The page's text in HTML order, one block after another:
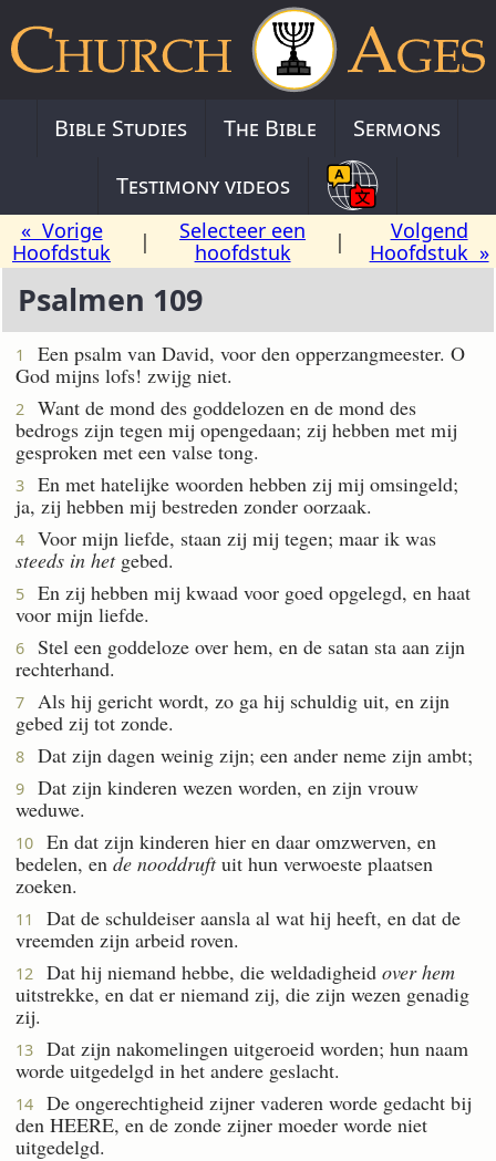
Bible Studies The Bible
Sermons
Testimony videos
« Vorige
Hoofdstuk
|
Selecteer een
hoofdstuk
|
Volgend
Hoofdstuk »
Psalmen 109
1
Een psalm van David, voor den opperzangmeester. O
God mijns lofs! zwijg niet.
2
Want de mond des goddelozen en de mond des
bedrogs zijn tegen mij opengedaan; zij hebben met mij
gesproken met een valse tong.
3
En met hatelijke woorden hebben zij mij omsingeld;
ja, zij hebben mij bestreden zonder oorzaak.
4
Voor mijn liefde, staan zij mij tegen; maar ik was
steeds in hetgebed.
5
En zij hebben mij kwaad voor goed opgelegd, en haat
voor mijn liefde.
6
Stel een goddeloze over hem, en de satan sta aan zijn
rechterhand.
7
Als hij gericht wordt, zo ga hij schuldig uit, en zijn
gebed zij tot zonde.
8 Dat zijn dagen weinig zijn; een ander neme zijn ambt;
9
Dat zijn kinderen wezen worden, en zijn vrouw
weduwe.
10
En dat zijn kinderen hier en daar omzwerven, en
bedelen, en de nooddruftuit hun verwoeste plaatsen
zoeken.
11
Dat de schuldeiser aansla al wat hij heeft, en dat de
vreemden zijn arbeid roven.
12 Dat hij niemand hebbe, die weldadigheid over hem
uitstrekke, en dat er niemand zij, die zijn wezen genadig
zij.
13
Dat zijn nakomelingen uitgeroeid worden; hun naam
worde uitgedelgd in het andere geslacht.
14
De ongerechtigheid zijner vaderen worde gedacht bij
den HEERE, en de zonde zijner moeder worde niet
uitgedelgd.